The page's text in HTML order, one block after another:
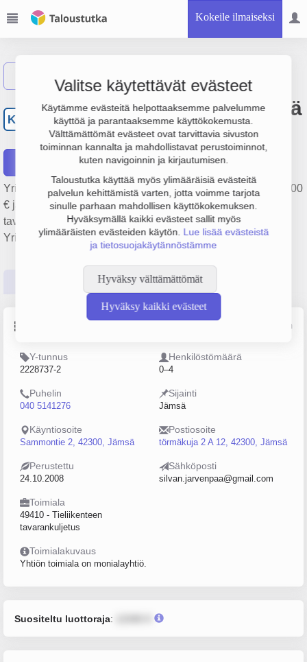
Kokeile ilmaiseksi
Valitse käytettävät evästeet
Käytämme evästeitä helpottaaksemme palvelumme
käyttöä ja parantaaksemme käyttökokemusta.
Välttämättömät evästeet ovat tarvittavia sivuston
toiminnan kannalta ja mahdollistavat perustoiminnot,
kuten navigoinnin ja kirjautumisen.
Taloustutka käyttää myös ylimääräisiä evästeitä
palvelun kehittämistä varten, jotta voimme tarjota
sinulle parhaan mahdollisen käyttökokemuksen.
Hyväksymällä kaikki evästeet sallit myös
ylimääräisten evästeiden käytön. Lue lisää evästeistä
ja tietosuojakäytännöstämme
Hyväksy välttämättömät
Hyväksy kaikki evästeet
KS
Kuljetus Silván & Järvenpää
Oy
Yrityksen Kuljetus Silván & Järvenpää Oy liiketulos on 30 000
€ ja henkilöstömäärä 2. Sen päätoimiala on Tieliikenteen
tavarankuljetus, perustamisvuosi 2008 ja sijainti Jämsä.
Yrityksen yhtiömuoto Osakeyhtiö (OY).
Tilinpäätösluvut Päättäjätiedot
Lähde: YTJ, PRH, Traficom
Y-tunnus
2228737-2
Henkilöstömäärä
0–4
Puhelin
040 5141276
Sijainti
Jämsä
Käyntiosoite
Sammontie 2, 42300, Jämsä
Postiosoite
törmäkuja 2 A 12, 42300, Jämsä
Perustettu
24.10.2008
Sähköposti
silvan.jarvenpaa@gmail.com
Toimiala
49410 - Tieliikenteen
tavarankuljetus
Toimialakuvaus
Yhtiön toimiala on monialayhtiö.
Suositeltu luottoraja: